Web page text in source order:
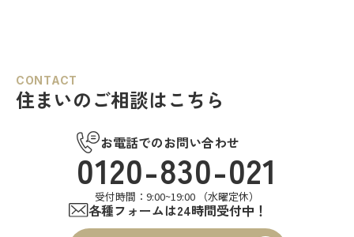
CONTACT
住まいのご相談はこちら
お電話でのお問い合わせ
0120-830-021
受付時間：9:00~19:00 （水曜定休）
各種フォームは24時間受付中！